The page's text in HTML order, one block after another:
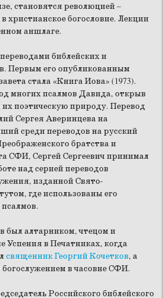
становятся революцией –
христианское богословие. Лекции
аншлаге.
библейских и
Первым его опубликованным
стала «Книга Иова» (1973).
многих псалмов Давида, открыв
их поэтическую природу. Перевод
Сергея Аверинцева на
среди переводов на русский
братства и
СФИ, Сергей Сергеевич принимал
над серией переводов
изданной Свято-
где использованы его
был алтарником, чтецом и
Успения в Печатниках, когда
священник Георгий Кочетков, а
богослужением в часовне СФИ.
Российского библейского